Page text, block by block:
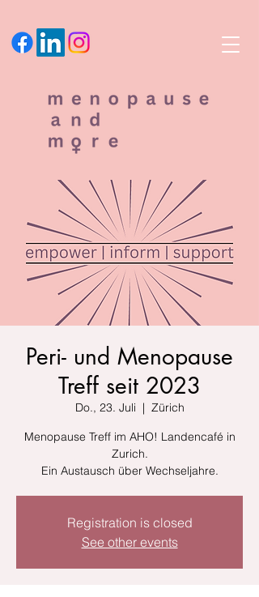
Peri- und Menopause
Treff seit 2023
Do., 23. Juli
  |
Zürich
Menopause Treff im AHO! Landencafé in
Zurich.
Ein Austausch über Wechseljahre.
Registration is closed
See other events